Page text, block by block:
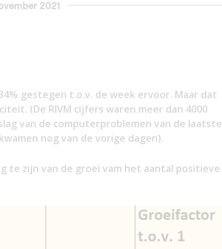
2021
gestegen t.o.v. de week ervoor. Maar dat
(De RIVM cijfers waren meer dan 4000
van de computerproblemen van de laatste
nog van de vorige dagen).
te zijn van de groei vam het aantal positieve